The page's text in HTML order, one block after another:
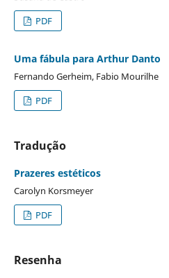
PDF
Uma fábula para Arthur Danto
Fernando Gerheim, Fabio Mourilhe
PDF
Tradução
Prazeres estéticos
Carolyn Korsmeyer
PDF
Resenha